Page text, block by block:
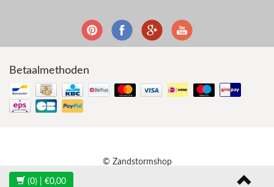
Betaalmethoden
© Zandstormshop
(0) | €0,00